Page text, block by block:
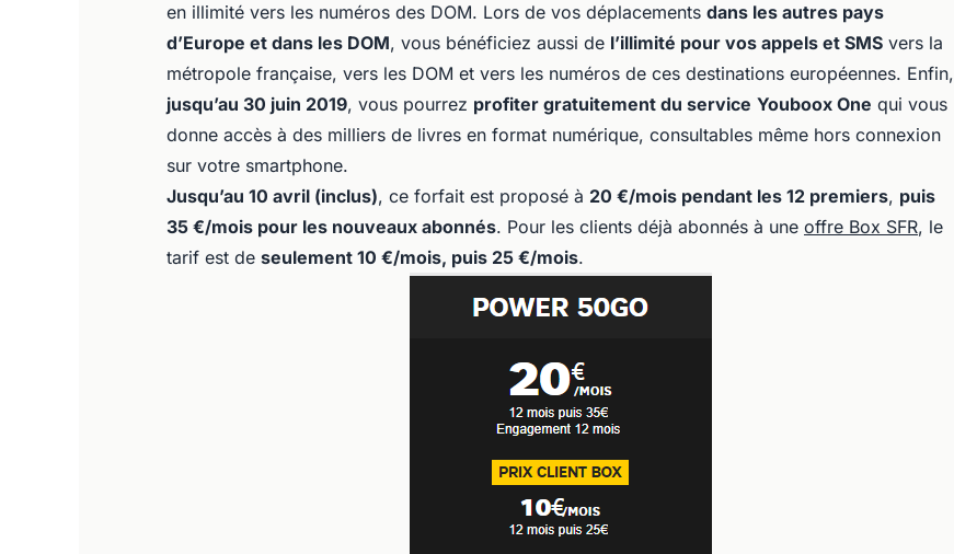
en illimité vers les numéros des DOM. Lors de vos déplacements dans les autres pays
d’Europe et dans les DOM, vous bénéficiez aussi de l’illimité pour vos appels et SMS vers la
métropole française, vers les DOM et vers les numéros de ces destinations européennes. Enfin,
jusqu’au 30 juin 2019, vous pourrez profiter gratuitement du service Youboox One qui vous
donne accès à des milliers de livres en format numérique, consultables même hors connexion
sur votre smartphone.
Jusqu’au 10 avril (inclus), ce forfait est proposé à 20 €/mois pendant les 12 premiers, puis
35 €/mois pour les nouveaux abonnés. Pour les clients déjà abonnés à une offre Box SFR, le
tarif est de seulement 10 €/mois, puis 25 €/mois.